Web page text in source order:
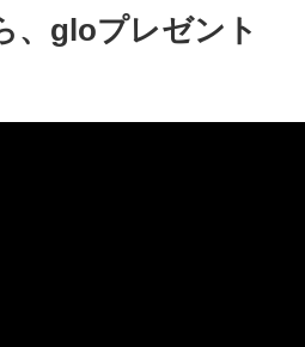
、gloプレゼント